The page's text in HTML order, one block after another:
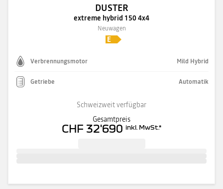
DUSTER
extreme hybrid 150 4x4
Neuwagen
Verbrennungsmotor Mild Hybrid
Getriebe Automatik
Schweizweit verfügbar
Gesamtpreis
CHF 32'690 inkl. MwSt.*